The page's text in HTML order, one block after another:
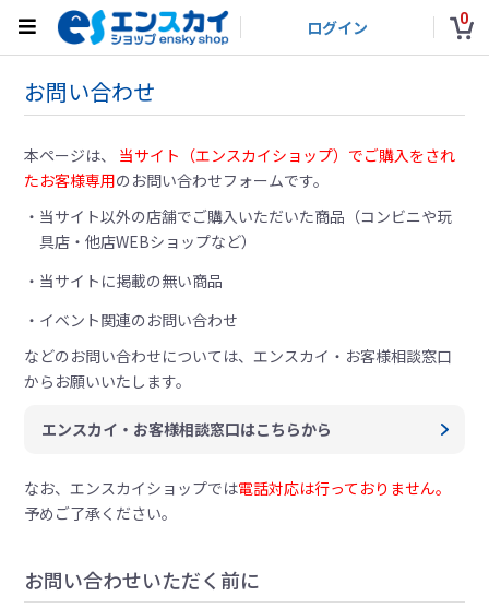
ログイン 0
お問い合わせ
本ページは、 当サイト（エンスカイショップ）でご購入をされ
たお客様専用のお問い合わせフォームです。
当サイト以外の店舗でご購入いただいた商品（コンビニや玩
具店・他店WEBショップなど）
当サイトに掲載の無い商品
イベント関連のお問い合わせ
などのお問い合わせについては、エンスカイ・お客様相談窓口
からお願いいたします。
エンスカイ・お客様相談窓口はこちらから
なお、エンスカイショップでは電話対応は行っておりません。
予めご了承ください。
お問い合わせいただく前に